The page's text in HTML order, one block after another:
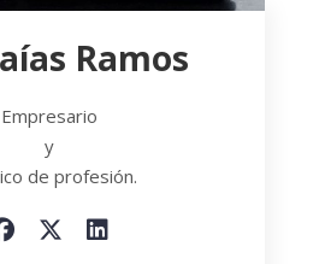
Ramos
Empresario
y
de profesión.